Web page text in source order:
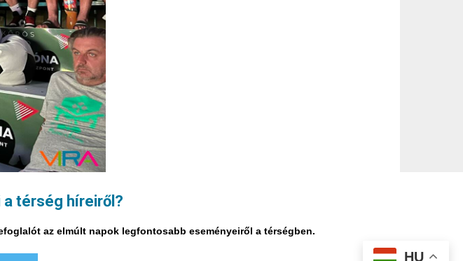
a térség híreiről?
az elmúlt napok legfontosabb eseményeiről a térségben.
HU